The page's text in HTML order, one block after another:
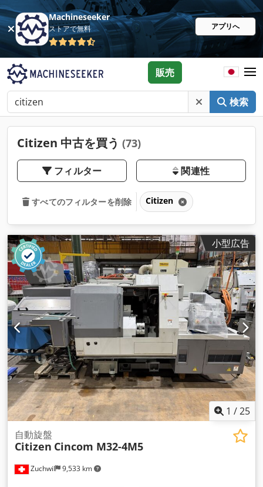
Machineseeker
ストアで無料 アプリへ
検索
販売
Citizen 中古を買う (73)
フィルター 関連性
すべてのフィルターを削除 Citizen
小型広告
1 /25
Zuchwil 9,533 km
自動旋盤
Citizen Cincom M32-4M5